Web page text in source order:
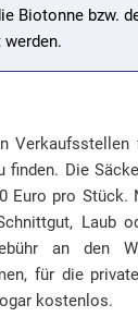
Biotonne bzw.
finden. Die
Euro pro Stück.
Laub
an den
für die
kostenlos.